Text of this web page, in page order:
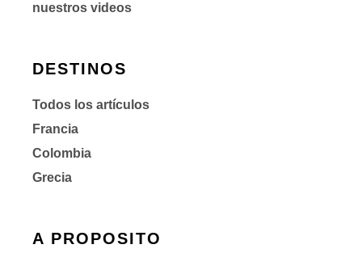
nuestros videos
DESTINOS
Todos los artículos
Francia
Colombia
Grecia
A PROPOSITO